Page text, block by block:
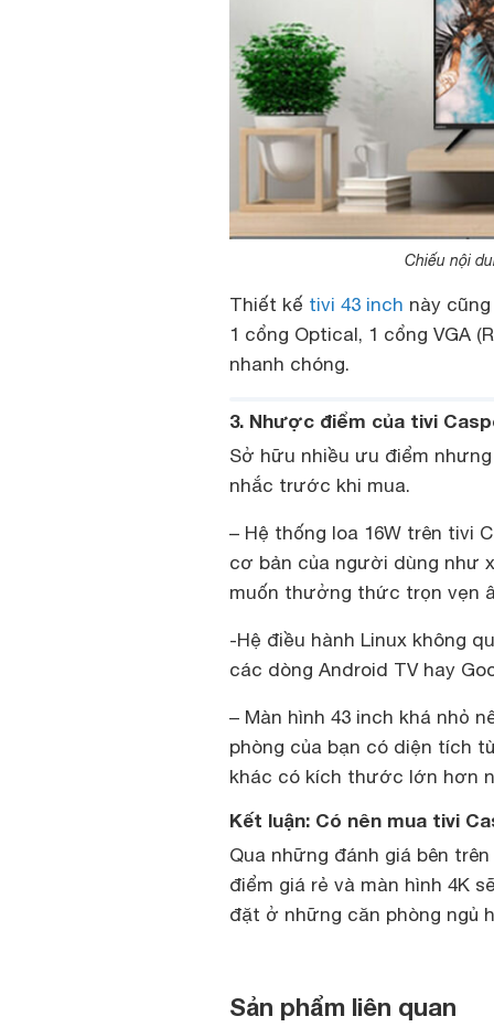
Chiếu nội
Thiết kế tivi 43 inch này
1 cổng Optical, 1 cổng VGA
nhanh chóng.
3. Nhược điểm của tivi
Sở hữu nhiều ưu điểm
nhắc trước khi mua.
– Hệ thống loa 16W trên tivi
cơ bản của người dùng như
muốn thưởng thức trọn vẹn
-Hệ điều hành Linux không
các dòng Android TV hay
– Màn hình 43 inch khá nhỏ
phòng của bạn có diện tích
khác có kích thước lớn hơn
Kết luận: Có nên mua tivi
Qua những đánh giá bên
điểm giá rẻ và màn hình 4K
đặt ở những căn phòng ngủ
Sản phẩm liên quan